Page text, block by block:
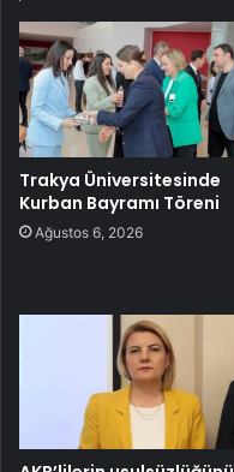
Trakya Üniversitesinde
Kurban Bayramı Töreni
Ağustos 6, 2026